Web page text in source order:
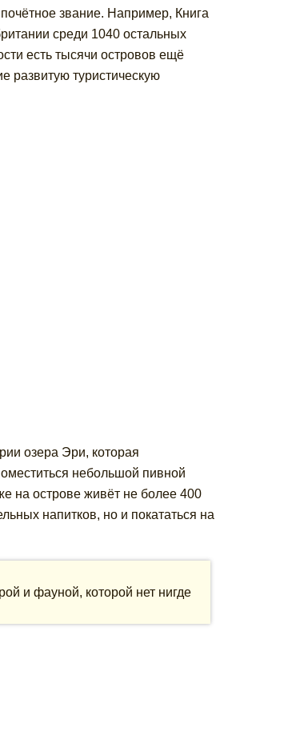
звание. Например, Книга
среди 1040 остальных
есть тысячи островов ещё
развитую туристическую
озера Эри, которая
небольшой пивной
на острове живёт не более 400
напитков, но и покататься на
и фауной, которой нет нигде